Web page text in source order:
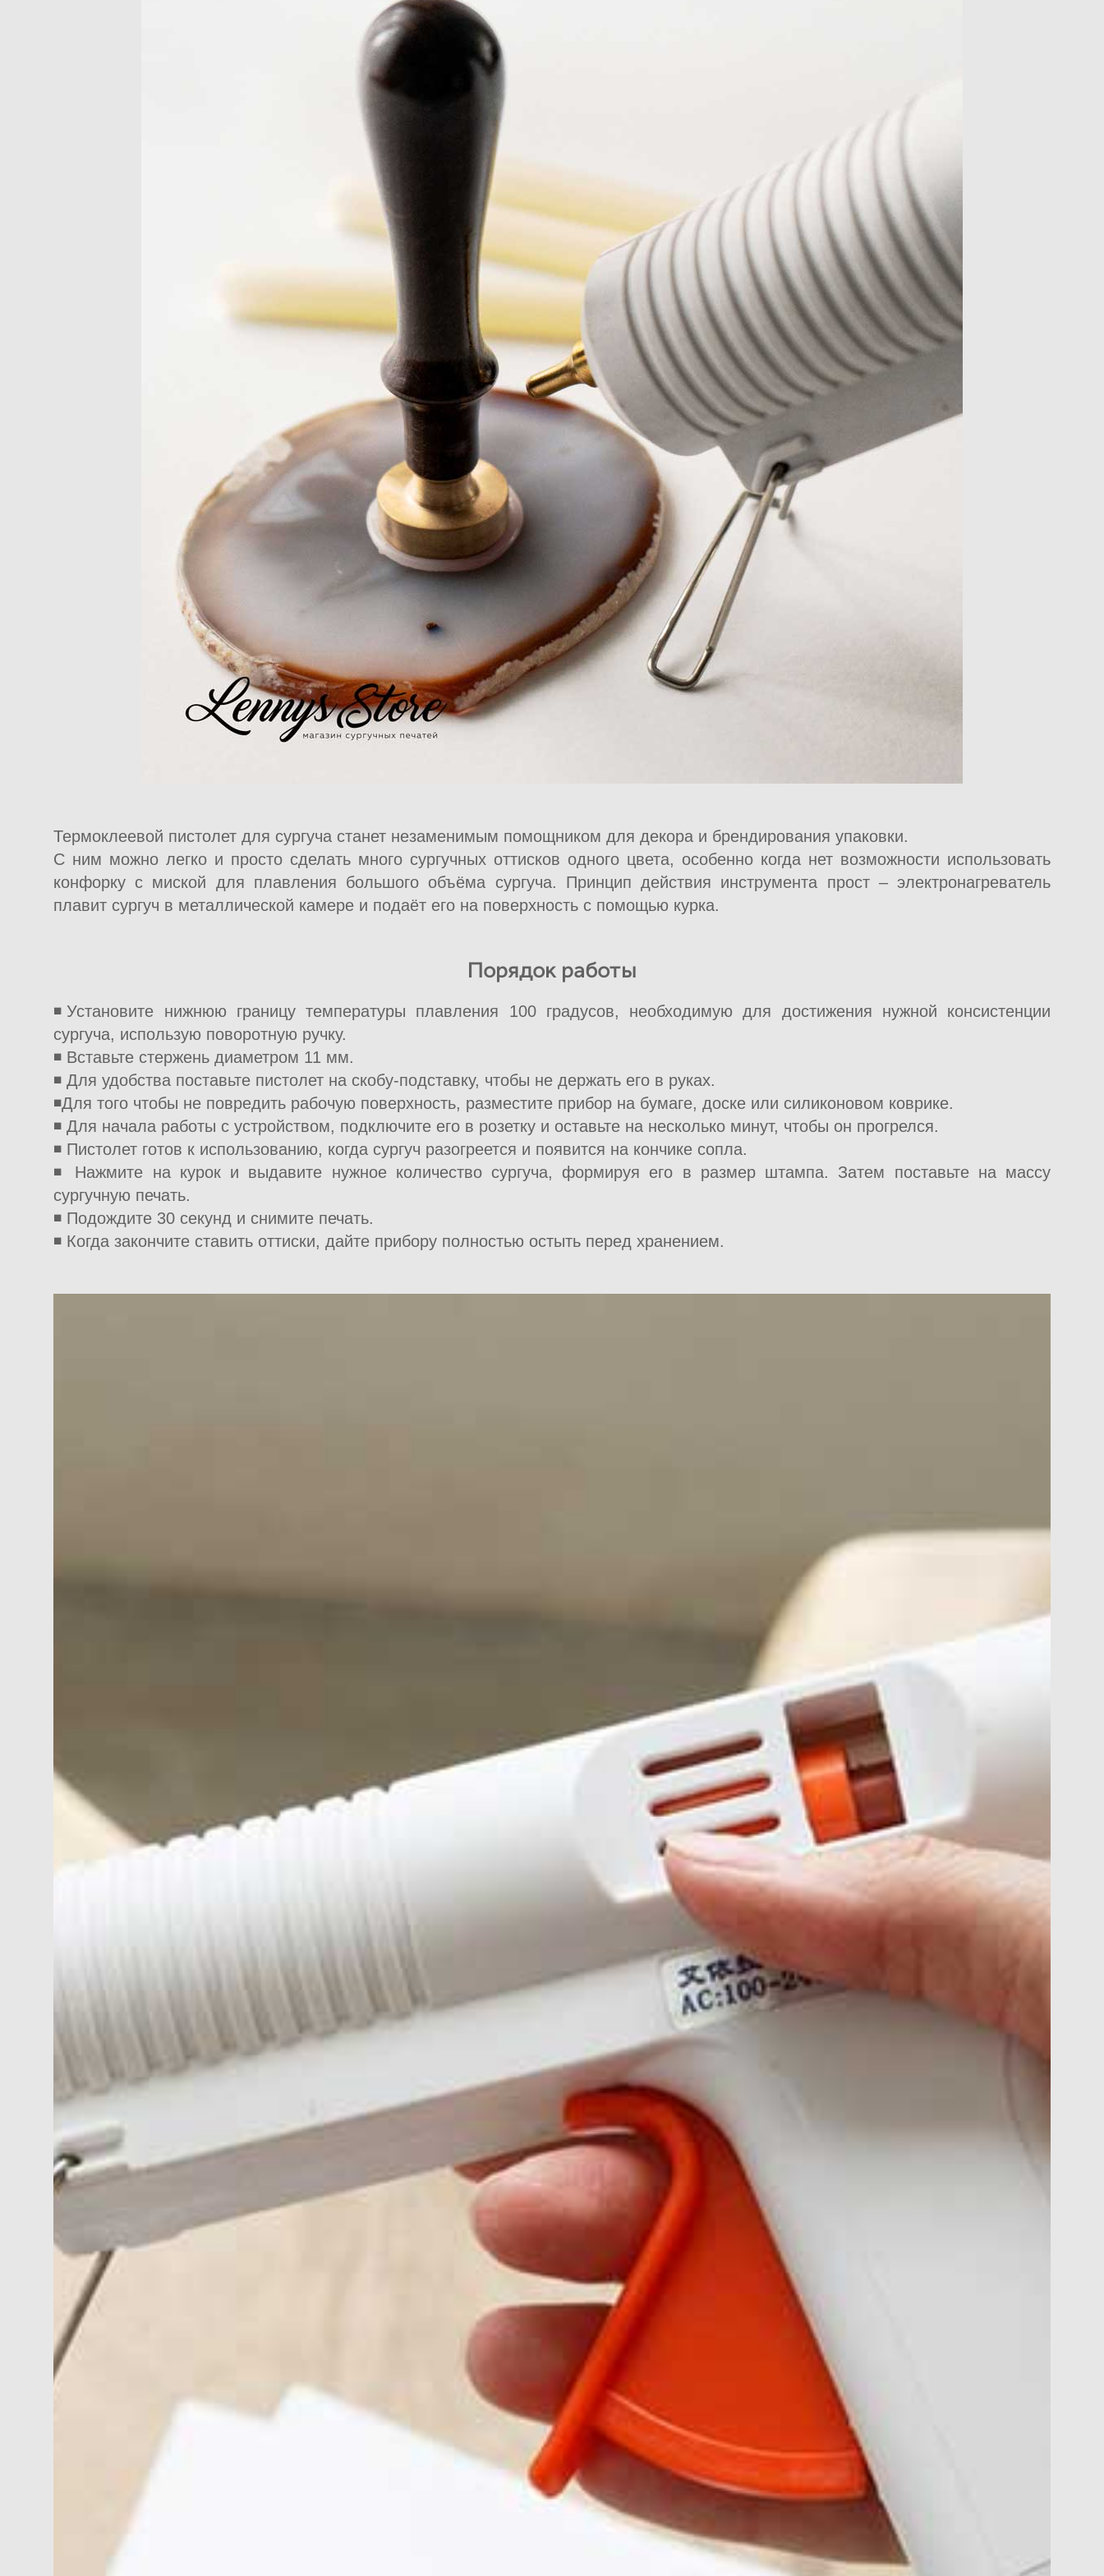
Термоклеевой пистолет для сургуча станет незаменимым помощником для декора и брендирования упаковки.
С ним можно легко и просто сделать много сургучных оттисков одного цвета, особенно когда нет возможности использовать
конфорку с миской для плавления большого объёма сургуча. Принцип действия инструмента прост – электронагреватель
плавит сургуч в металлической камере и подаёт его на поверхность с помощью курка.
Порядок работы
◾Установите нижнюю границу температуры плавления 100 градусов, необходимую для достижения нужной консистенции
сургуча, использую поворотную ручку.
◾ Вставьте стержень диаметром 11 мм.
◾ Для удобства поставьте пистолет на скобу-подставку, чтобы не держать его в руках.
◾Для того чтобы не повредить рабочую поверхность, разместите прибор на бумаге, доске или силиконовом коврике.
◾ Для начала работы с устройством, подключите его в розетку и оставьте на несколько минут, чтобы он прогрелся.
◾ Пистолет готов к использованию, когда сургуч разогреется и появится на кончике сопла.
◾ Нажмите на курок и выдавите нужное количество сургуча, формируя его в размер штампа. Затем поставьте на массу
сургучную печать.
◾ Подождите 30 секунд и снимите печать.
◾ Когда закончите ставить оттиски, дайте прибору полностью остыть перед хранением.